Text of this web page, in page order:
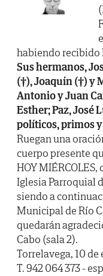
habiendo recibido
Sus hermanos,
(†), Joaquín (†) y
Antonio y Juan
Esther; Paz, José
políticos, primos
Ruegan una
cuerpo presente
HOY MIÉRCOLES,
Iglesia Parroquial
siendo a
Municipal de Río
quedarán
Cabo (sala 2).
Torrelavega, 10 de
T. 942 064 373 -